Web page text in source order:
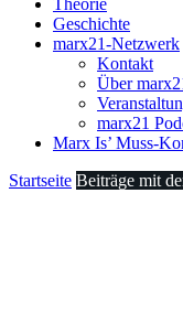
Theorie
Geschichte
marx21-Netzwerk
Kontakt
Über
marx21
Marx Is’ Muss-
Startseite Beiträge mit